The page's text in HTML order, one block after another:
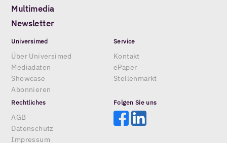
Multimedia
Newsletter
Universimed
Über Universimed
Mediadaten
Showcase
Abonnieren
Service
Kontakt
ePaper
Stellenmarkt
Rechtliches
AGB
Datenschutz
Impressum
Folgen Sie uns